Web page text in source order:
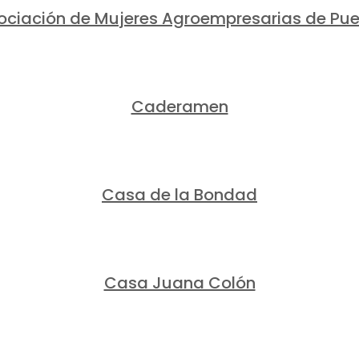
de Mujeres Agroempresarias de
Caderamen
Casa de la Bondad
Casa Juana Colón